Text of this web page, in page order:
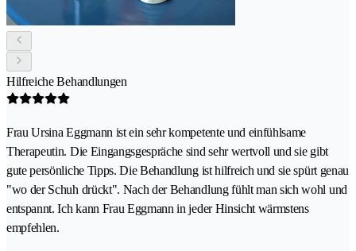
Hilfreiche Behandlungen
Frau Ursina Eggmann ist ein sehr kompetente und einfühlsame
Therapeutin. Die Eingangsgespräche sind sehr wertvoll und sie gibt
gute persönliche Tipps. Die Behandlung ist hilfreich und sie spürt genau
"wo der Schuh drückt". Nach der Behandlung fühlt man sich wohl und
entspannt. Ich kann Frau Eggmann in jeder Hinsicht wärmstens
empfehlen.